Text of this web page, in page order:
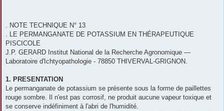
. NOTE TECHNIQUE N° 13
. LE PERMANGANATE DE POTASSIUM EN THÉRAPEUTIQUE
PISCICOLE
J.P. GERARD Institut National de la Recherche Agronomique —
Laboratoire d'Ichtyopathologie - 78850 THIVERVAL-GRIGNON.
1. PRESENTATION
Le permanganate de potassium se présente sous la forme de paillettes
rouge sombre. Il n'est pas corrosif, ne produit aucune vapeur toxique et
se conserve indéfiniment à l'abri de l'humidité.